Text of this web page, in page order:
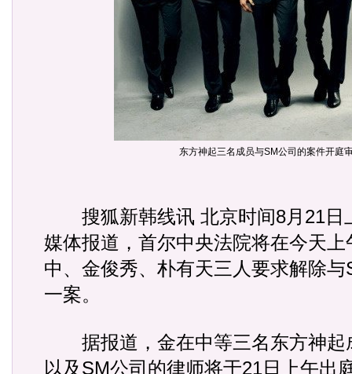
东方神起三名成员与SM公司的案件开庭
搜狐新韩线讯 北京时间8月21日
媒体报道，首尔中央法院将在今天
中、金俊秀、朴有天三人要求解除
一案。
据报道，金在中等三名东方神起
以及SM公司的律师将于21日上午出